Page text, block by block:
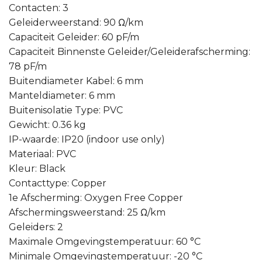
Contacten: 3
Geleiderweerstand: 90 Ω/km
Capaciteit Geleider: 60 pF/m
Capaciteit Binnenste Geleider/Geleiderafscherming:
78 pF/m
Buitendiameter Kabel: 6 mm
Manteldiameter: 6 mm
Buitenisolatie Type: PVC
Gewicht: 0.36 kg
IP-waarde: IP20 (indoor use only)
Materiaal: PVC
Kleur: Black
Contacttype: Copper
1e Afscherming: Oxygen Free Copper
Afschermingsweerstand: 25 Ω/km
Geleiders: 2
Maximale Omgevingstemperatuur: 60 °C
Minimale Omgevingstemperatuur: -20 °C